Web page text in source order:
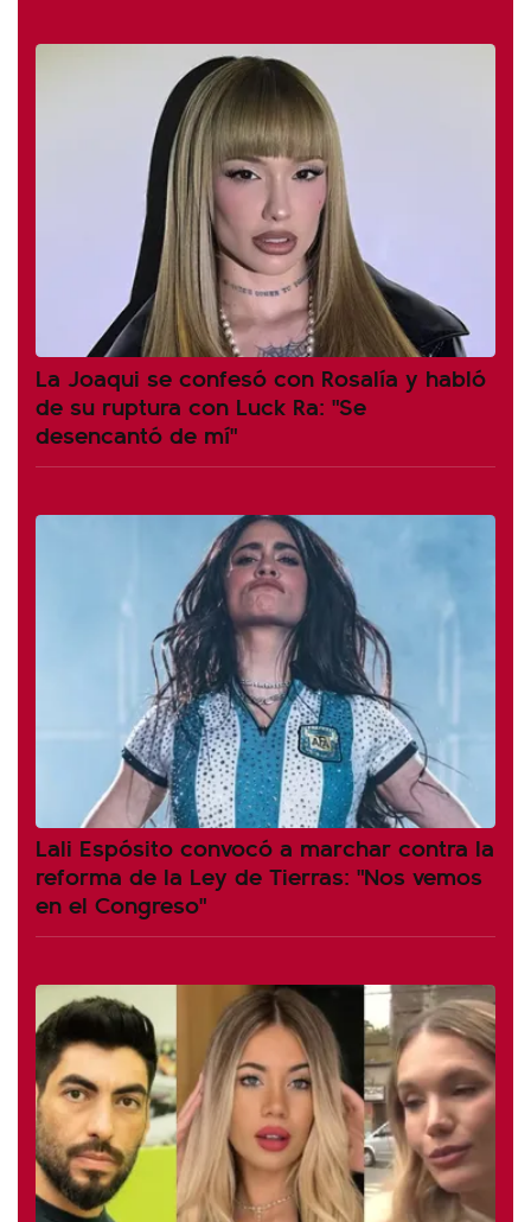
La Joaqui se confesó con Rosalía y habló
de su ruptura con Luck Ra: "Se
desencantó de mí"
Lali Espósito convocó a marchar contra la
reforma de la Ley de Tierras: "Nos vemos
en el Congreso"